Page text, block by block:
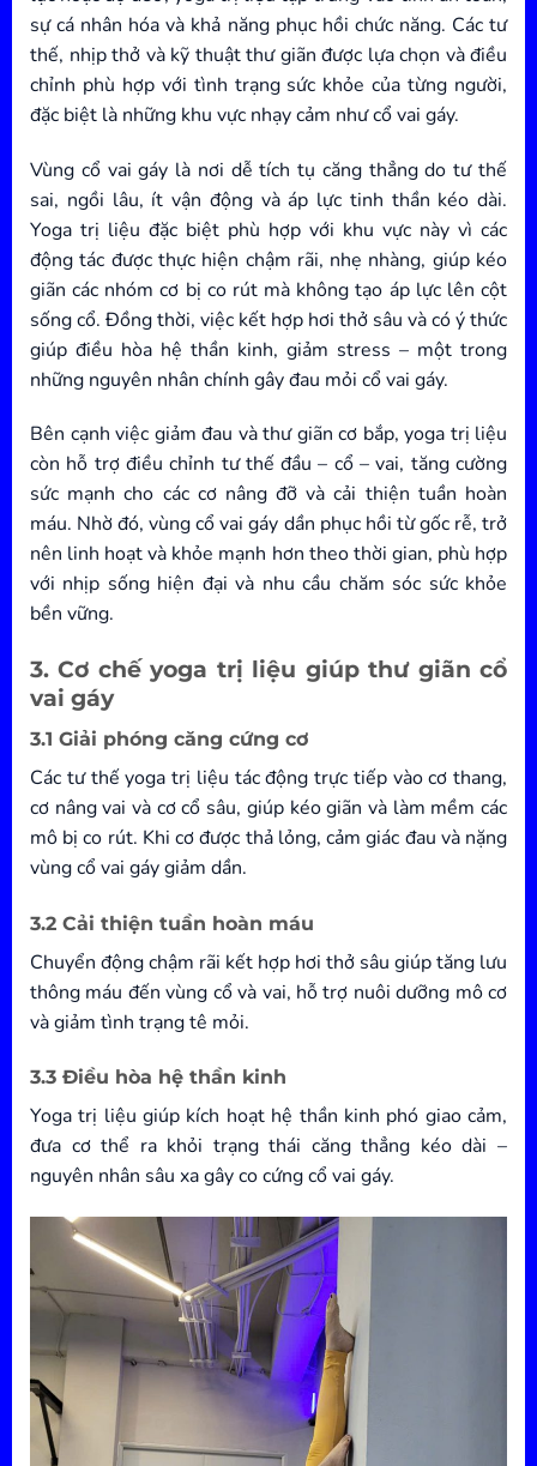
sự cá nhân hóa và khả năng phục hồi chức năng. Các tư
thế, nhịp thở và kỹ thuật thư giãn được lựa chọn và điều
chỉnh phù hợp với tình trạng sức khỏe của từng người,
đặc biệt là những khu vực nhạy cảm như cổ vai gáy.
Vùng cổ vai gáy là nơi dễ tích tụ căng thẳng do tư thế
sai, ngồi lâu, ít vận động và áp lực tinh thần kéo dài.
Yoga trị liệu đặc biệt phù hợp với khu vực này vì các
động tác được thực hiện chậm rãi, nhẹ nhàng, giúp kéo
giãn các nhóm cơ bị co rút mà không tạo áp lực lên cột
sống cổ. Đồng thời, việc kết hợp hơi thở sâu và có ý thức
giúp điều hòa hệ thần kinh, giảm stress – một trong
những nguyên nhân chính gây đau mỏi cổ vai gáy.
Bên cạnh việc giảm đau và thư giãn cơ bắp, yoga trị liệu
còn hỗ trợ điều chỉnh tư thế đầu – cổ – vai, tăng cường
sức mạnh cho các cơ nâng đỡ và cải thiện tuần hoàn
máu. Nhờ đó, vùng cổ vai gáy dần phục hồi từ gốc rễ, trở
nên linh hoạt và khỏe mạnh hơn theo thời gian, phù hợp
với nhịp sống hiện đại và nhu cầu chăm sóc sức khỏe
bền vững.
3. Cơ chế yoga trị liệu giúp thư giãn cổ
vai gáy
3.1 Giải phóng căng cứng cơ
Các tư thế yoga trị liệu tác động trực tiếp vào cơ thang,
cơ nâng vai và cơ cổ sâu, giúp kéo giãn và làm mềm các
mô bị co rút. Khi cơ được thả lỏng, cảm giác đau và nặng
vùng cổ vai gáy giảm dần.
3.2 Cải thiện tuần hoàn máu
Chuyển động chậm rãi kết hợp hơi thở sâu giúp tăng lưu
thông máu đến vùng cổ và vai, hỗ trợ nuôi dưỡng mô cơ
và giảm tình trạng tê mỏi.
3.3 Điều hòa hệ thần kinh
Yoga trị liệu giúp kích hoạt hệ thần kinh phó giao cảm,
đưa cơ thể ra khỏi trạng thái căng thẳng kéo dài –
nguyên nhân sâu xa gây co cứng cổ vai gáy.